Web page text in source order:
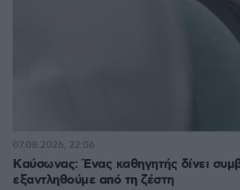
Kαύσωνας: Ένας καθηγητής δίνει
εξαντληθούμε από τη ζέστη
07.08.2026, 22:06